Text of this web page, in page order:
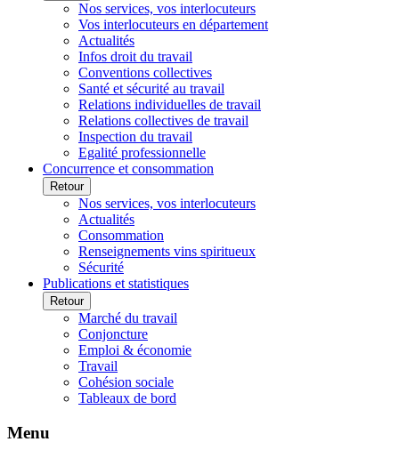
Nos services, vos interlocuteurs
Vos interlocuteurs en département
Actualités
Infos droit du travail
Conventions collectives
Santé et sécurité au travail
Relations individuelles de travail
Relations collectives de travail
Inspection du travail
Egalité professionnelle
Concurrence et consommation
Retour
Nos services, vos interlocuteurs
Actualités
Consommation
Renseignements vins spiritueux
Sécurité
Publications et statistiques
Retour
Marché du travail
Conjoncture
Emploi & économie
Travail
Cohésion sociale
Tableaux de bord
Menu